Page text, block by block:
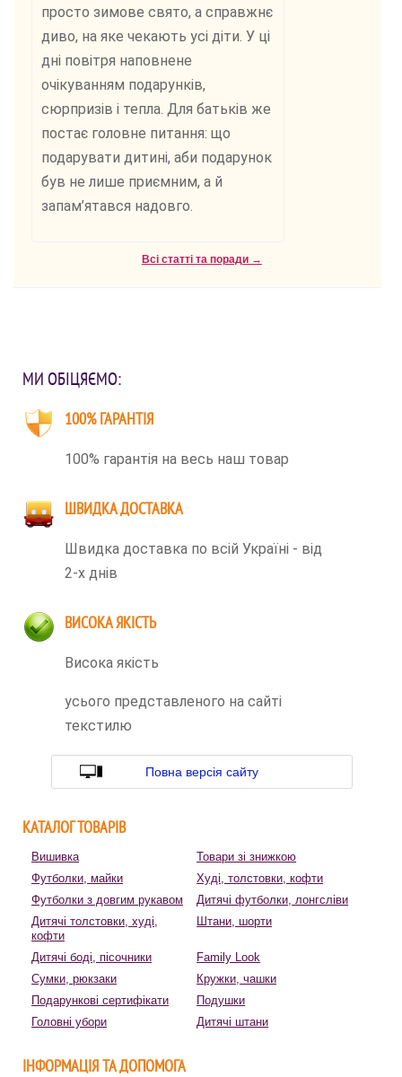
просто зимове свято, а справжнє
диво, на яке чекають усі діти. У ці
дні повітря наповнене
очікуванням подарунків,
сюрпризів і тепла. Для батьків же
постає головне питання: що
подарувати дитині, аби подарунок
був не лише приємним, а й
запам’ятався надовго.
Всі статті та поради →
МИ ОБІЦЯЄМО:
100% ГАРАНТІЯ
100% гарантія на весь наш товар
ШВИДКА ДОСТАВКА
Швидка доставка по всій Україні - від
2-х днів
ВИСОКА ЯКІСТЬ
Висока якість
усього представленого на сайті
текстилю
Повна версія сайту
КАТАЛОГ ТОВАРІВ
Вишивка
Товари зі знижкою
Футболки, майки
Худі, толстовки, кофти
Футболки з довгим рукавом
Дитячі футболки, лонгсліви
Дитячі толстовки, худі,
кофти
Штани, шорти
Дитячі боді, пісочники
Family Look
Сумки, рюкзаки
Кружки, чашки
Подарункові сертифікати
Подушки
Головні убори
Дитячі штани
ІНФОРМАЦІЯ ТА ДОПОМОГА